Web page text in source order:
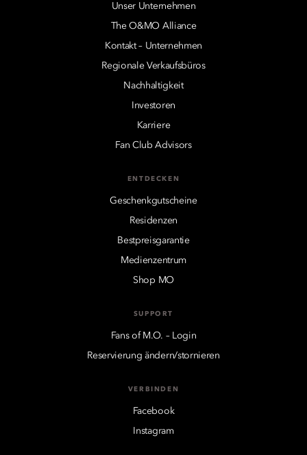
Unser Unternehmen
The O&MO Alliance
Kontakt – Unternehmen
Regionale Verkaufsbüros
Nachhaltigkeit
Investoren
Karriere
Fan Club Advisors
ENTDECKEN
Geschenkgutscheine
Residenzen
Bestpreisgarantie
Medienzentrum
Shop MO
SUPPORT
Fans of M.O. – Login
Reservierung ändern/stornieren
VERBINDEN
Facebook
Instagram